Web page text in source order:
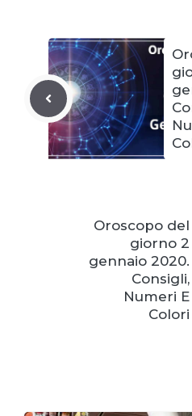
Oroscopo del
giorno 2
gennaio 2020.
Consigli,
Numeri E
Colori